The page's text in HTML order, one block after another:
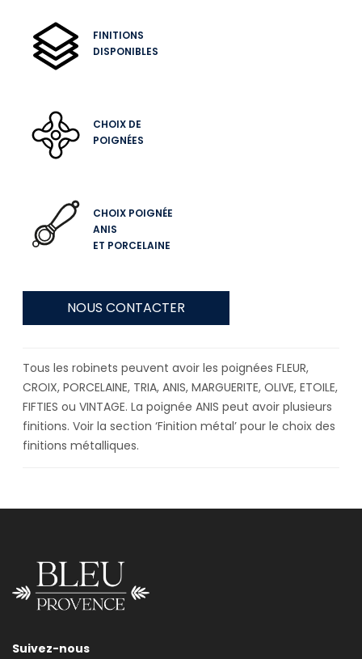
FINITIONS
DISPONIBLES
CHOIX DE
POIGNÉES
CHOIX POIGNÉE
ANIS
ET PORCELAINE
NOUS CONTACTER
Tous les robinets peuvent avoir les poignées FLEUR,
CROIX, PORCELAINE, TRIA, ANIS, MARGUERITE, OLIVE, ETOILE,
FIFTIES ou VINTAGE. La poignée ANIS peut avoir plusieurs
finitions. Voir la section ‘Finition métal’ pour le choix des
finitions métalliques.
Suivez-nous